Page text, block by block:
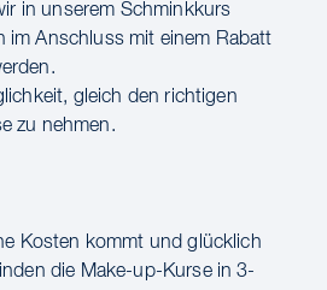
in unserem Schminkkurs
im Anschluss mit einem Rabatt
gleich den richtigen
zu nehmen.
Kosten kommt und glücklich
die Make-up-Kurse in 3-